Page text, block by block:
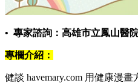
• 專家諮詢：高雄市立鳳山醫
專欄介紹：
健談 havemary.com 用健康漫